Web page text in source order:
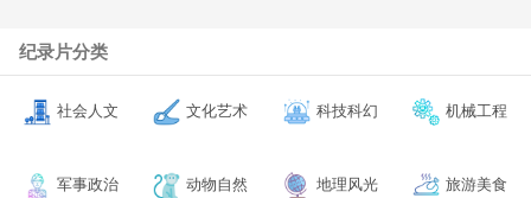
纪录片分类
社会人文 文化艺术 科技科幻 机械工程
军事政治 动物自然 地理风光 旅游美食